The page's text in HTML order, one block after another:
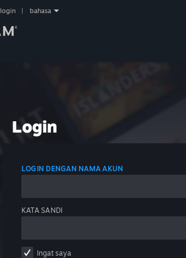
login bahasa
Login
LOGIN DENGAN NAMA AKUN
KATA SANDI
Ingat saya